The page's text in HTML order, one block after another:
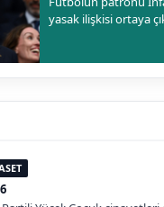
yasak ilişkisi ortaya